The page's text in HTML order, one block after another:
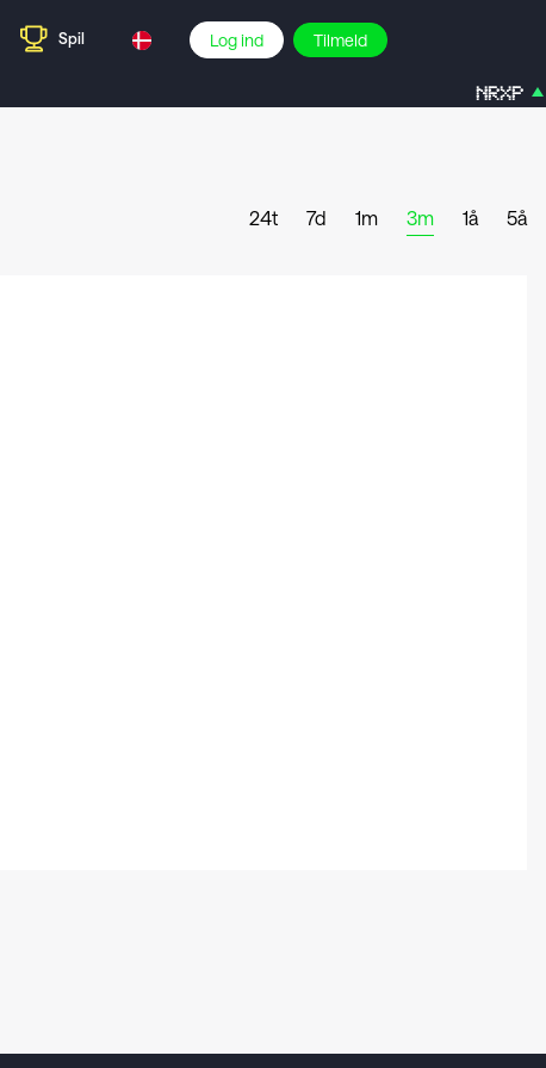
Spil Log ind Tilmeld
NRXP
24t 7d 1m 3m 1å 5å